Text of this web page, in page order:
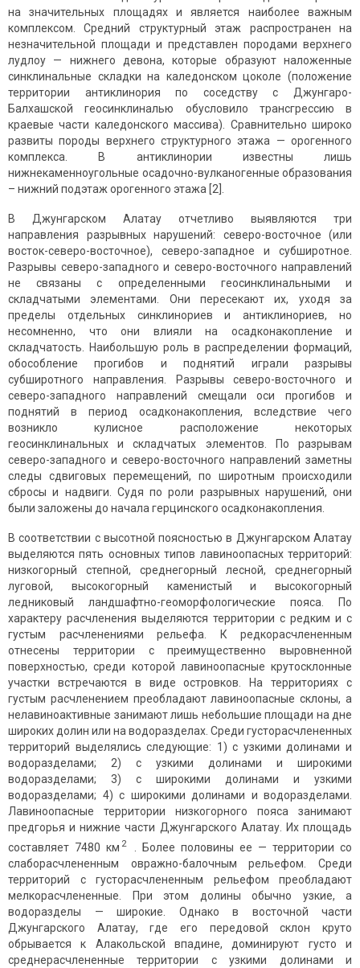
на значительных площадях и является наиболее важным
комплексом. Средний структурный этаж распространен на
незначительной площади и представлен породами верхнего
лудлоу — нижнего девона, которые образуют наложенные
синклинальные складки на каледонском цоколе (положение
территории антиклинория по соседству с Джунгаро-
Балхашской геосинклиналью обусловило трансгрессию в
краевые части каледонского массива). Сравнительно широко
развиты породы верхнего структурного этажа — орогенного
комплекса. В антиклинории известны лишь
нижнекаменноугольные осадочно-вулканогенные образования
– нижний подэтаж орогенного этажа [2].
В Джунгарском Алатау отчетливо выявляются три
направления разрывных нарушений: северо-восточное (или
восток-северо-восточное), северо-западное и субширотное.
Разрывы северо-западного и северо-восточного направлений
не связаны с определенными геосинклинальными и
складчатыми элементами. Они пересекают их, уходя за
пределы отдельных синклинориев и антиклинориев, но
несомненно, что они влияли на осадконакопление и
складчатость. Наибольшую роль в распределении формаций,
обособление прогибов и поднятий играли разрывы
субширотного направления. Разрывы северо-восточного и
северо-западного направлений смещали оси прогибов и
поднятий в период осадконакопления, вследствие чего
возникло кулисное расположение некоторых
геосинклинальных и складчатых элементов. По разрывам
северо-западного и северо-восточного направлений заметны
следы сдвиговых перемещений, по широтным происходили
сбросы и надвиги. Судя по роли разрывных нарушений, они
были заложены до начала герцинского осадконакопления.
В соответствии с высотной поясностью в Джунгарском Алатау
выделяются пять основных типов лавиноопасных территорий:
низкогорный степной, среднегорный лесной, среднегорный
луговой, высокогорный каменистый и высокогорный
ледниковый ландшафтно-геоморфологические пояса. По
характеру расчленения выделяются территории с редким и с
густым расчленениями рельефа. К редкорасчлененным
отнесены территории с преимущественно выровненной
поверхностью, среди которой лавиноопасные крутосклонные
участки встречаются в виде островков. На территориях с
густым расчленением преобладают лавиноопасные склоны, а
нелавиноактивные занимают лишь небольшие площади на дне
широких долин или на водоразделах. Среди густорасчлененных
территорий выделялись следующие: 1) с узкими долинами и
водоразделами; 2) с узкими долинами и широкими
водоразделами; 3) с широкими долинами и узкими
водоразделами; 4) с широкими долинами и водоразделами.
Лавиноопасные территории низкогорного пояса занимают
предгорья и нижние части Джунгарского Алатау. Их площадь
составляет 7480 км 2
. Более половины ее — территории со
слаборасчлененным овражно-балочным рельефом. Среди
территорий с густорасчлененным рельефом преобладают
мелкорасчлененные. При этом долины обычно узкие, а
водоразделы — широкие. Однако в восточной части
Джунгарского Алатау, где его передовой склон круто
обрывается к Алакольской впадине, доминируют густо и
среднерасчлененные территории с узкими долинами и